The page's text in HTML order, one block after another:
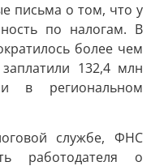
письма о том, что у
по налогам. В
более чем
132,4 млн
в региональном
службе, ФНС
работодателя о